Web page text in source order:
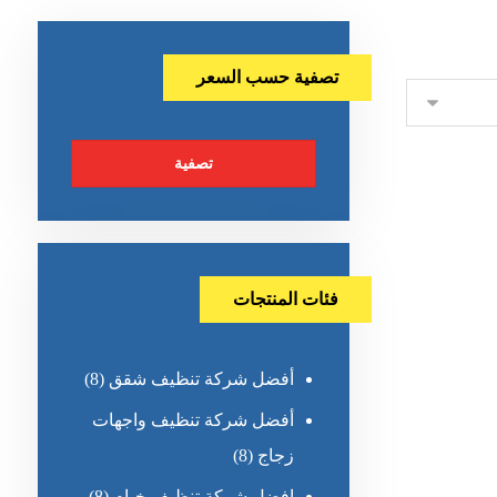
تصفية حسب السعر
تصفية
فئات المنتجات
أفضل شركة تنظيف شقق (8)
أفضل شركة تنظيف واجهات
زجاج (8)